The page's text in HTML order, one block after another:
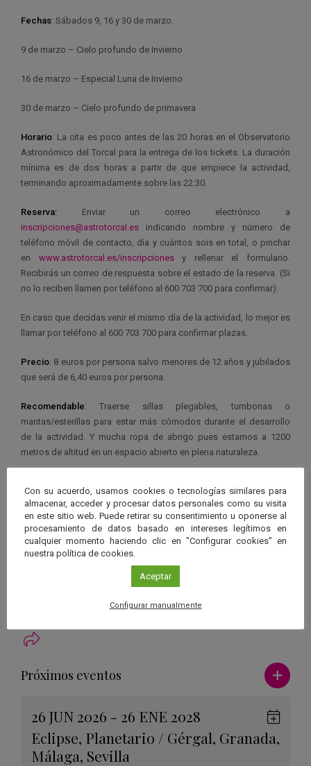
Fechas: Sábados 9, 16 y 30 de marzo.
9 de marzo – Cielo profundo de Invierno
16 de marzo – Especial Luna de Invierno
30 de marzo – Cielo profundo de primavera
Horario: La cita es poco antes de las 20 horas en el Observatorio
Astronómico del Torcal para la entrega de los tickets. La duración
mínima es de dos horas a partir de que empiece la actividad,
terminando aproximadamente sobre las 22:30.
Reserva: Enviar un correo electrónico a
inscripciones@astrotorcal.es indicando nombre y número de
teléfono móvil de contacto, día y cuántos sois en total, o pinchar
en www.astrotorcal.es/inscripcionesy rellenar el formulario.
Recibirás un correo de respuesta sobre el estado de la reserva. (Si
no lo reciben llamen por teléfono al 600 703 700 para confirmar).
En caso que decidas venir el mismo día de la actividad, lo mejor es
llamar por teléfono al 600 703 700 para confirmar plazas.
Precio: 8 euros por persona salvo menores de 12 años y jubilados
que será de 6,40 euros por persona.
Recomendable: Traerse sillas plegables, tumbonas o
mantas/esterillas para estar más cómodos durante el desarrollo
de la actividad. Y mucha ropa de abrigo pues estamos a 1200
metros de altitud en un espacio abierto en plena naturaleza.
Observatorio Astronómico del Torcal
Centro
Observatorio Astronómico del Torcal
Inscripción
inscripciones@astrotorcal.es
http://astrotorcal.es/actividades
Próximos eventos Ver más
26 JUN 2026 - 26 ENE 2028
Eclipse, Planetario / Gérgal, Granada,
Málaga, Sevilla
en
Con su acuerdo, usamos cookies o tecnologías similares para
almacenar, acceder y procesar datos personales como su visita
en este sitio web. Puede retirar su consentimiento u oponerse al
procesamiento de datos basado en intereses legítimos en
cualquier momento haciendo clic en "Configurar cookies" en
nuestra política de cookies.
Aceptar
Configurar manualmente